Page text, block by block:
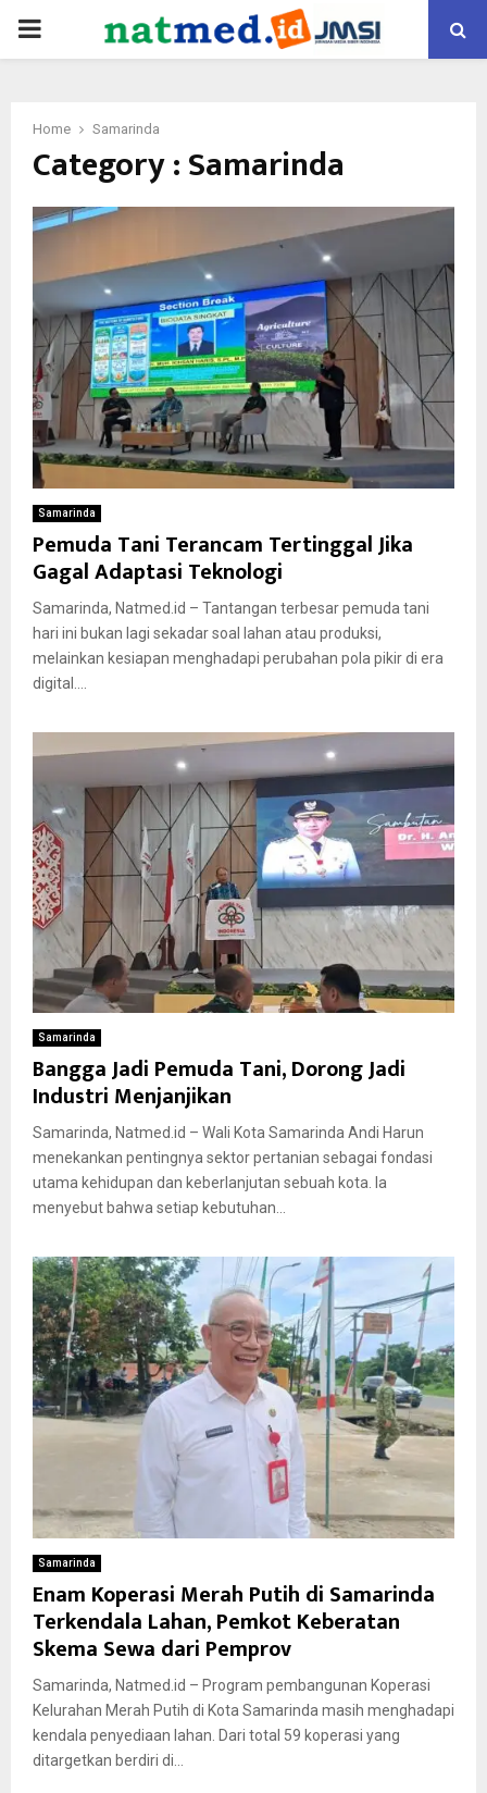
PRIMARY
Home Samarinda
Category : Samarinda
Samarinda
Pemuda Tani Terancam Tertinggal Jika
Gagal Adaptasi Teknologi
Samarinda, Natmed.id – Tantangan terbesar pemuda tani
hari ini bukan lagi sekadar soal lahan atau produksi,
melainkan kesiapan menghadapi perubahan pola pikir di era
digital....
Samarinda
Bangga Jadi Pemuda Tani, Dorong Jadi
Industri Menjanjikan
Samarinda, Natmed.id – Wali Kota Samarinda Andi Harun
menekankan pentingnya sektor pertanian sebagai fondasi
utama kehidupan dan keberlanjutan sebuah kota. Ia
menyebut bahwa setiap kebutuhan...
Samarinda
Enam Koperasi Merah Putih di Samarinda
Terkendala Lahan, Pemkot Keberatan
Skema Sewa dari Pemprov
Samarinda, Natmed.id – Program pembangunan Koperasi
Kelurahan Merah Putih di Kota Samarinda masih menghadapi
kendala penyediaan lahan. Dari total 59 koperasi yang
ditargetkan berdiri di...